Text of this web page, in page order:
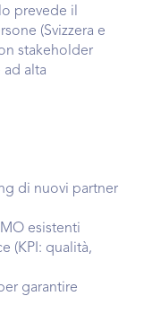
prevede il
(Svizzera e
stakeholder
alta
di nuovi partner
esistenti
(KPI: qualità,
garantire